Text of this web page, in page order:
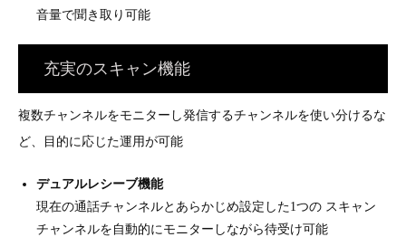
音量で聞き取り可能
充実のスキャン機能
複数チャンネルをモニターし発信するチャンネルを使い分けるな
ど、目的に応じた運用が可能
デュアルレシーブ機能
現在の通話チャンネルとあらかじめ設定した1つの スキャン
チャンネルを自動的にモニターしながら待受け可能